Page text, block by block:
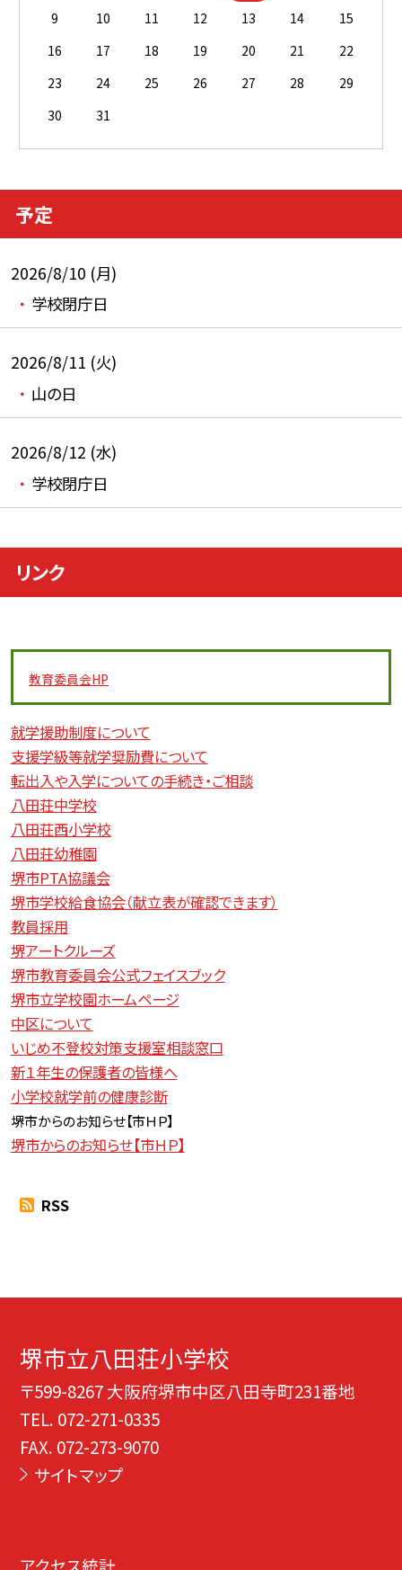
9
10 11 12 13 14
15
16
17 18 19 20 21
22
23
24 25 26 27 28
29
30
31
予定
2026/8/10 (月)
学校閉庁日
2026/8/11 (火)
山の日
2026/8/12 (水)
学校閉庁日
リンク
教育委員会HP
就学援助制度について
支援学級等就学奨励費について
転出入や入学についての手続き・ご相談
八田荘中学校
八田荘西小学校
八田荘幼稚園
堺市PTA協議会
堺市学校給食協会（献立表が確認できます）
教員採用
堺アートクルーズ
堺市教育委員会公式フェイスブック
堺市立学校園ホームページ
中区について
いじめ不登校対策支援室相談窓口
新１年生の保護者の皆様へ
小学校就学前の健康診断
堺市からのお知らせ【市ＨＰ】
堺市からのお知らせ【市ＨＰ】
RSS
堺市立八田荘小学校
〒599-8267 大阪府堺市中区八田寺町231番地
TEL. 072-271-0335
FAX. 072-273-9070
サイトマップ
アクセス統計